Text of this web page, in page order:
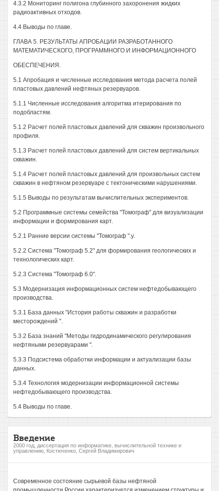
4.3.2 Мониторинг полигона глубинного захоронения жидких
радиоактивных отходов.
4.4 Выводы по главе.
ГЛАВА 5. РЕЗУЛЬТАТЫ АПРОБАЦИИ РАЗРАБОТАННОГО
МАТЕМАТИЧЕСКОГО, ПРОГРАММНОГО И ИНФОРМАЦИОННОГО
ОБЕСПЕЧЕНИЯ.
5.1 Апробация и численные исследования метода расчета полей
пластовых давлений нефтяных резервуаров.
5.1.1 Численные исследования алгоритма итерирования по
подобластям.
5.1.2 Расчет полей пластовых давлений для скважин произвольного
профиля.
5.1.3 Расчет полей пластовых давлений для систем вертикальных
скважин.
5.1.4 Расчет полей пластовых давлений для произвольных систем
скважин в нефтяном резервуаре с тектоническими нарушениями.
5.1.5 Выводы по результатам вычислительных экспериментов.
5.2 Программные системы семейства "Томограф" для визуализации
информации и формирования карт.
5.2.1 Ранние версии системы "Томограф ".у.
5.2.2 Система "Томограф 5.2" для формирования геологических и
технологических карт.
5.2.3 Система "Томограф 6.0".
5.3 Модернизация информационных систем нефтедобывающего
производства.
5.3.1 База данных "История работы скважин и разработки
месторождений ".
5.3.2 База знаний "Методы гидродинамического регулирования
нефтяными резервуарами ".
5.3.3 Подсистема обработки информации и актуализации базы
данных.
5.3.4 Технология модернизации информационной системы
нефтедобывающего производства.
5.4 Выводы по главе.
Введение
2000 год, диссертация по информатике, вычислительной технике и
управлению, Костюченко, Сергей Владимирович
Современное состояние сырьевой базы нефтяной